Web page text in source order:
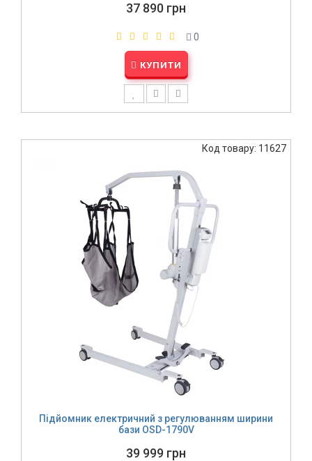
37 890 грн
0
КУПИТИ
Код товару: 11627
Підйомник електричний з регулюванням ширини
бази OSD-1790V
39 999 грн